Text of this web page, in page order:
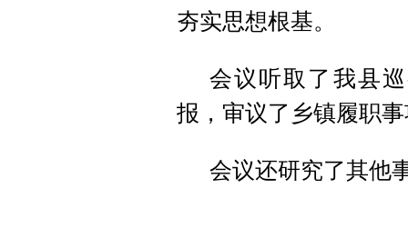
夯实思想根基。
会议听取了我县
报，审议了乡镇履职
会议还研究了其他